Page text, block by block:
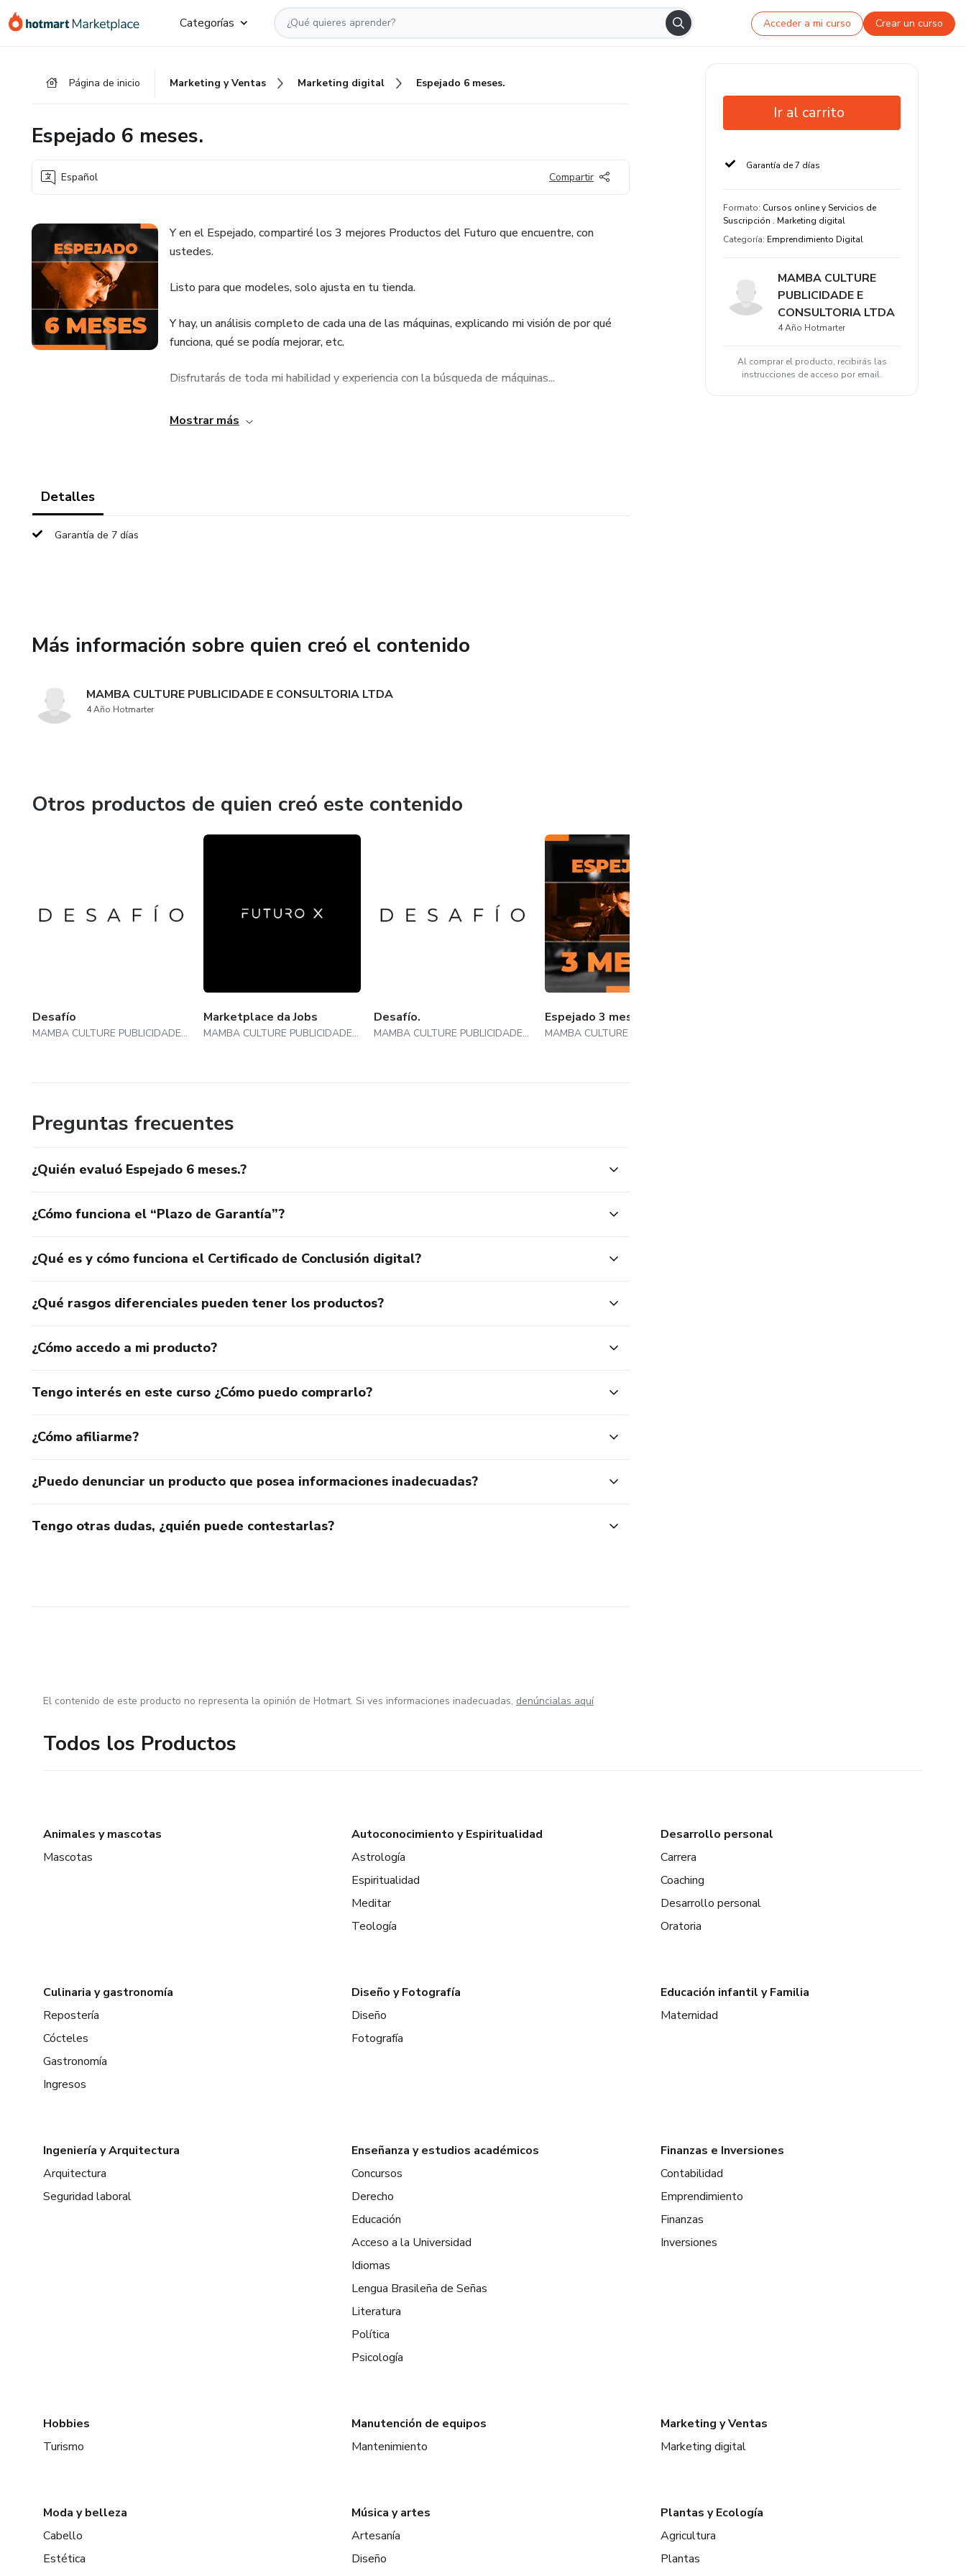
Categorías Acceder a mi curso Crear un curso
Página de inicio Marketing y Ventas Marketing digital Espejado 6 meses.
Espejado 6 meses.
Español Compartir
Y en el Espejado, compartiré los 3 mejores Productos del Futuro que encuentre, con
ustedes.
Listo para que modeles, solo ajusta en tu tienda.
Y hay, un análisis completo de cada una de las máquinas, explicando mi visión de por qué
funciona, qué se podía mejorar, etc.
Disfrutarás de toda mi habilidad y experiencia con la búsqueda de máquinas...
para ahorrar mucho tiempo, energía y esfuerzo.
Mostrar más
Detalles
Garantía de 7 días
Más información sobre quien creó el contenido
MAMBA CULTURE PUBLICIDADE E CONSULTORIA LTDA
4 Año Hotmarter
Otros productos de quien creó este contenido
Desafío
MAMBA CULTURE PUBLICIDADE E CONSULTORIA LTDA
Marketplace da Jobs
MAMBA CULTURE PUBLICIDADE E CONSULTORIA LTDA
Desafío.
MAMBA CULTURE PUBLICIDADE E CONSULTORIA LTDA
Espejado 3 meses
Preguntas frecuentes
¿Quién evaluó Espejado 6 meses.?
¿Cómo funciona el “Plazo de Garantía”?
¿Qué es y cómo funciona el Certificado de Conclusión digital?
¿Qué rasgos diferenciales pueden tener los productos?
¿Cómo accedo a mi producto?
Tengo interés en este curso ¿Cómo puedo comprarlo?
¿Cómo afiliarme?
¿Puedo denunciar un producto que posea informaciones inadecuadas?
Tengo otras dudas, ¿quién puede contestarlas?
Ir al carrito
Garantía de 7 días
Formato: Cursos online y Servicios de
Suscripción . Marketing digital
Categoría: Emprendimiento Digital
MAMBA CULTURE
PUBLICIDADE E
CONSULTORIA LTDA
4 Año Hotmarter
Al comprar el producto, recibirás las
instrucciones de acceso por email.
El contenido de este producto no representa la opinión de Hotmart. Si ves informaciones inadecuadas, denúncialas aquí
Todos los Productos
Animales y mascotas
Mascotas
Autoconocimiento y Espiritualidad
Astrología
Espiritualidad
Meditar
Teología
Desarrollo personal
Carrera
Coaching
Desarrollo personal
Oratoria
Culinaria y gastronomía
Repostería
Cócteles
Gastronomía
Ingresos
Diseño y Fotografía
Diseño
Fotografía
Educación infantil y Familia
Maternidad
Ingeniería y Arquitectura
Arquitectura
Seguridad laboral
Enseñanza y estudios académicos
Concursos
Derecho
Educación
Acceso a la Universidad
Idiomas
Lengua Brasileña de Señas
Literatura
Política
Psicología
Finanzas e Inversiones
Contabilidad
Emprendimiento
Finanzas
Inversiones
Hobbies
Turismo
Manutención de equipos
Mantenimiento
Marketing y Ventas
Marketing digital
Moda y belleza
Cabello
Estética
Música y artes
Artesanía
Diseño
Plantas y Ecología
Agricultura
Plantas